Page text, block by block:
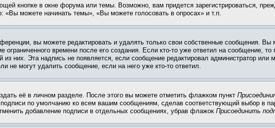
кнопке в окне форума или темы. Возможно, вам придется зарегистрироваться,
можете начинать темы», «Вы можете голосовать в опросах» и т.п.
вы можете редактировать и удалять только свои собственные сообщения. Вы
ограниченного времени после его создания. Если кто-то уже ответил на сообщение,
из них. Эта надпись не появляется, если сообщение редактировал администратор или
не могут удалить сообщение, если на него уже кто-то ответил.
её в личном разделе. После этого вы можете отметить флажком пункт
по умолчанию ко всем вашим сообщениям, сделав соответствующий выбор в
добавление подписи в отдельных сообщениях, убрав флажок Присоединить